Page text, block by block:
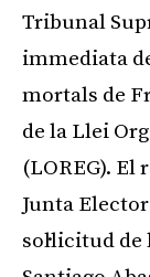
Tribunal
immediata
mortals de
de la Llei
(LOREG). El
Junta
sol·licitud